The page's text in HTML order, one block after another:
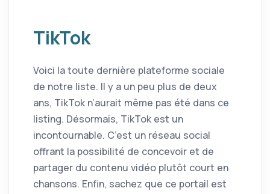
TikTok
Voici la toute dernière plateforme sociale
de notre liste. Il y a un peu plus de deux
ans, TikTok n’aurait même pas été dans ce
listing. Désormais, TikTok est un
incontournable. C’est un réseau social
offrant la possibilité de concevoir et de
partager du contenu vidéo plutôt court en
chansons. Enfin, sachez que ce portail est